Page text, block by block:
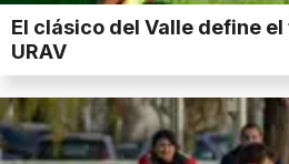
El clásico del Valle define
URAV